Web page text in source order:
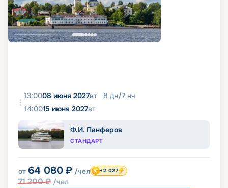
13:0008 июня 2027вт 8 дн/7 нч
14:0015 июня 2027вт
Ф.И. Панферов
СТАНДАРТ
от 64 080 ₽ /чел
71 200₽ /чел
+2 027